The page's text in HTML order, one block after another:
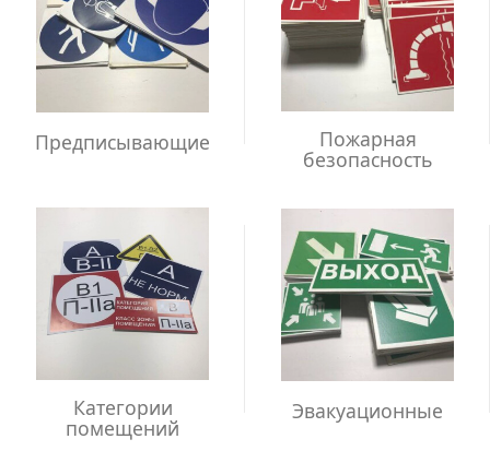
Предписывающие Пожарная
безопасность
Категории
помещений
Эвакуационные